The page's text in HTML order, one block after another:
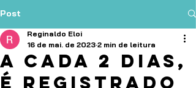
Post
A cada 2 dias,
é registrado
Reginaldo Eloi
16 de mai. de 2023 2 min de leitura